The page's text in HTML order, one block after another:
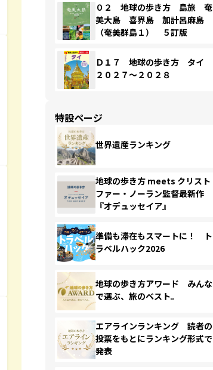
０２ 地球の歩き方 島旅 奄
美大島 喜界島 加計呂麻島
（奄美群島１） ５訂版
Ｄ１７ 地球の歩き方 タイ
２０２７～２０２８
特設ページ
世界遺産ランキング
地球の歩き方 meets クリスト
ファー・ノーラン監督最新作
『オデュッセイア』
準備も滞在もスマートに！ ト
ラベルハック2026
地球の歩き方アワード みんな
で選ぶ、旅のベスト。
エアラインランキング 読者の
投票をもとにランキング形式で
発表